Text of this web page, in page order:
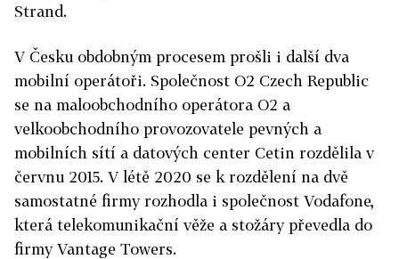
Strand.
V Česku obdobným procesem prošli i další dva
mobilní operátoři. Společnost O2 Czech Republic
se na maloobchodního operátora O2 a
velkoobchodního provozovatele pevných a
mobilních sítí a datových center Cetin rozdělila v
červnu 2015. V létě 2020 se k rozdělení na dvě
samostatné firmy rozhodla i společnost Vodafone,
která telekomunikační věže a stožáry převedla do
firmy Vantage Towers.